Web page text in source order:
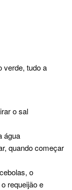
verde, tudo a
o sal
água
quando começar
o
requeijão e